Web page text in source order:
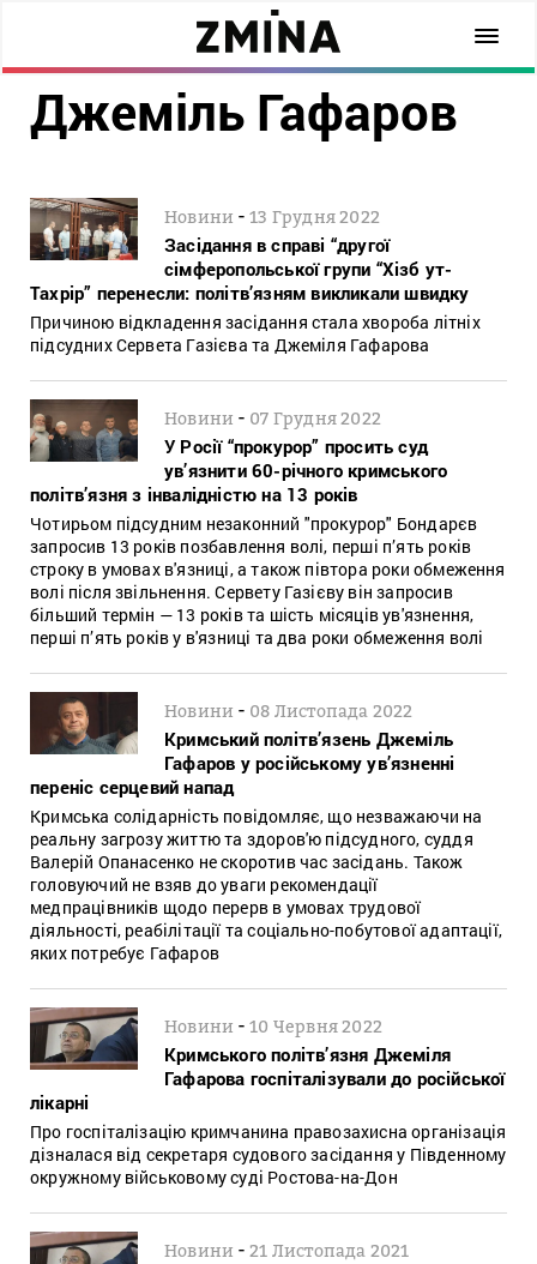
Джеміль Гафаров
Новини -13 Грудня 2022
Засідання в справі “другої
сімферопольської групи “Хізб ут-
Тахрір” перенесли: політв’язням викликали швидку
Причиною відкладення засідання стала хвороба літніх
підсудних Сервета Газієва та Джеміля Гафарова
Новини - 07 Грудня 2022
У Росії “прокурор” просить суд
ув’язнити 60-річного кримського
політв’язня з інвалідністю на 13 років
Чотирьом підсудним незаконний "прокурор" Бондарєв
запросив 13 років позбавлення волі, перші п’ять років
строку в умовах в'язниці, а також півтора роки обмеження
волі після звільнення. Сервету Газієву він запросив
більший термін — 13 років та шість місяців ув'язнення,
перші п’ять років у в'язниці та два роки обмеження волі
Новини - 08 Листопада 2022
Кримський політв’язень Джеміль
Гафаров у російському ув’язненні
переніс серцевий напад
Кримська солідарність повідомляє, що незважаючи на
реальну загрозу життю та здоров'ю підсудного, суддя
Валерій Опанасенко не скоротив час засідань. Також
головуючий не взяв до уваги рекомендації
медпрацівників щодо перерв в умовах трудової
діяльності, реабілітації та соціально-побутової адаптації,
яких потребує Гафаров
Новини -10 Червня 2022
Кримського політв’язня Джеміля
Гафарова госпіталізували до російської
лікарні
Про госпіталізацію кримчанина правозахисна організація
дізналася від секретаря судового засідання у Південному
окружному військовому суді Ростова-на-Дон
Новини -21 Листопада 2021